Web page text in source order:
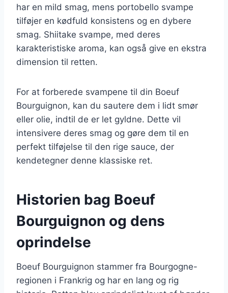
har en mild smag, mens portobello svampe
tilføjer en kødfuld konsistens og en dybere
smag. Shiitake svampe, med deres
karakteristiske aroma, kan også give en ekstra
dimension til retten.
For at forberede svampene til din Boeuf
Bourguignon, kan du sautere dem i lidt smør
eller olie, indtil de er let gyldne. Dette vil
intensivere deres smag og gøre dem til en
perfekt tilføjelse til den rige sauce, der
kendetegner denne klassiske ret.
Historien bag Boeuf
Bourguignon og dens
oprindelse
Boeuf Bourguignon stammer fra Bourgogne-
regionen i Frankrig og har en lang og rig